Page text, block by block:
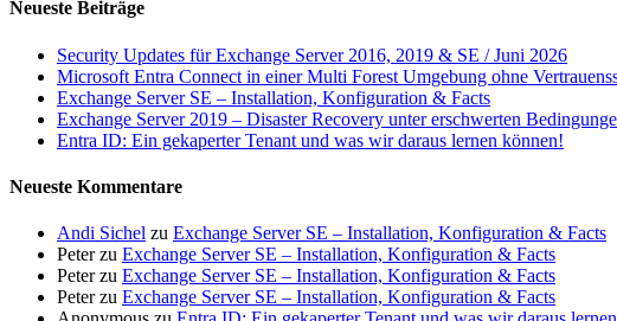
Neueste Beiträge
Security Updates für Exchange Server 2016, 2019 & SE / Juni 2026
Microsoft Entra Connect in einer Multi Forest Umgebung ohne
Exchange Server SE – Installation, Konfiguration & Facts
Exchange Server 2019 – Disaster Recovery unter erschwerten
Entra ID: Ein gekaperter Tenant und was wir daraus lernen können!
Neueste Kommentare
Andi Sichel zu Exchange Server SE – Installation, Konfiguration & Facts
Peterzu Exchange Server SE – Installation, Konfiguration & Facts
Peterzu Exchange Server SE – Installation, Konfiguration & Facts
Peterzu Exchange Server SE – Installation, Konfiguration & Facts